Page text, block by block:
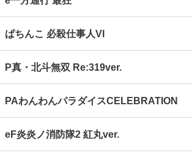
ぱちんこ 必殺仕事人VI
P真・北斗無双 Re:319ver.
PAわんわんパラダイスCELEBRATION
eF炎炎ノ消防隊2 紅丸ver.